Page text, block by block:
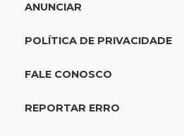
adolescente atropelada no
Palmeiras e Inter ficam no 0
ANUNCIAR
POLÍTICA DE PRIVACIDADE
FALE CONOSCO
REPORTAR ERRO